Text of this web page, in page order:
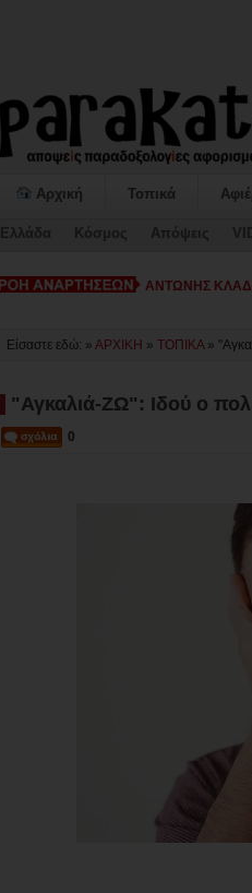
Αρχική Τοπικά
Ελλάδα Κόσμος Απόψεις
ΚΙΑΤΟ: Η
Είσαστε εδώ: » ΑΡΧΙΚΗ » ΤΟΠΙΚΑ»
"Αγκαλιά-ΖΩ": Ιδού ο
0